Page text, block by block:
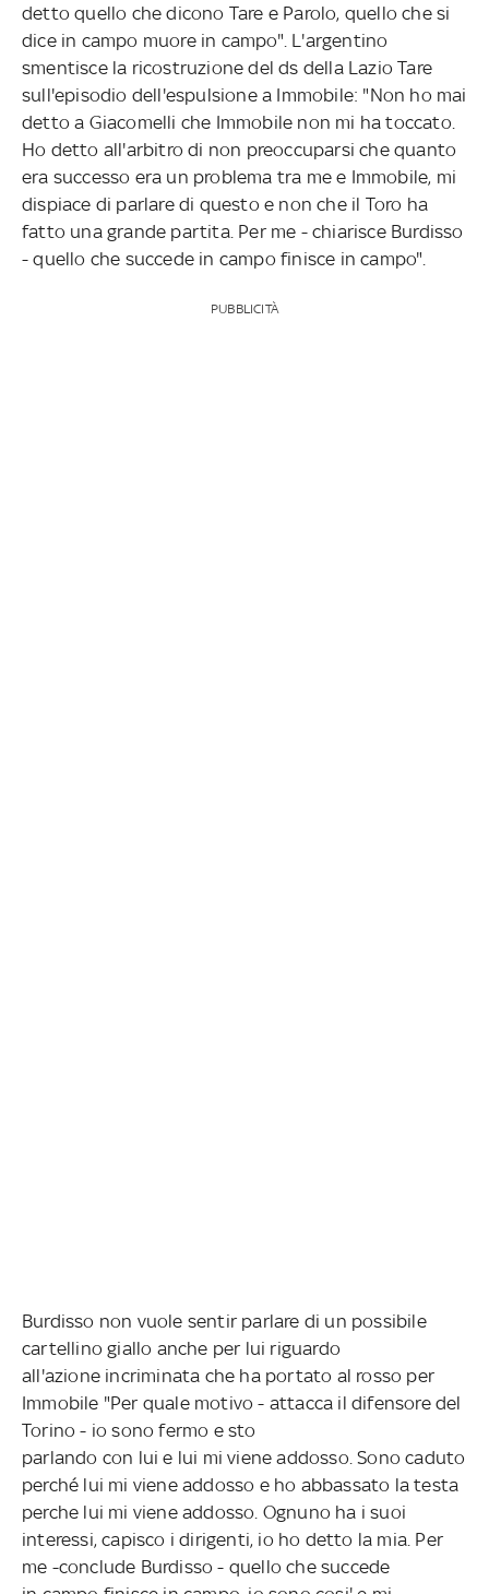
detto quello che dicono Tare e Parolo, quello che si
dice in campo muore in campo". L'argentino
smentisce la ricostruzione del ds della Lazio Tare
sull'episodio dell'espulsione a Immobile: "Non ho mai
detto a Giacomelli che Immobile non mi ha toccato.
Ho detto all'arbitro di non preoccuparsi che quanto
era successo era un problema tra me e Immobile, mi
dispiace di parlare di questo e non che il Toro ha
fatto una grande partita. Per me - chiarisce Burdisso
- quello che succede in campo finisce in campo".
PUBBLICITÀ
Burdisso non vuole sentir parlare di un possibile
cartellino giallo anche per lui riguardo
all'azione incriminata che ha portato al rosso per
Immobile "Per quale motivo - attacca il difensore del
Torino - io sono fermo e sto
parlando con lui e lui mi viene addosso. Sono caduto
perché lui mi viene addosso e ho abbassato la testa
perche lui mi viene addosso. Ognuno ha i suoi
interessi, capisco i dirigenti, io ho detto la mia. Per
me -conclude Burdisso - quello che succede